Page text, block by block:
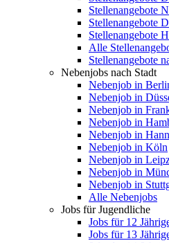
Stellenangebote
Stellenangebote
Stellenangebote
Alle
Stellenangebote
Nebenjobs nach Stadt
Nebenjob in
Nebenjob in
Nebenjob in
Nebenjob in
Nebenjob in
Nebenjob in Köln
Nebenjob in
Nebenjob in
Nebenjob in
Alle Nebenjobs
Jobs für Jugendliche
Jobs für 12
Jobs für 13